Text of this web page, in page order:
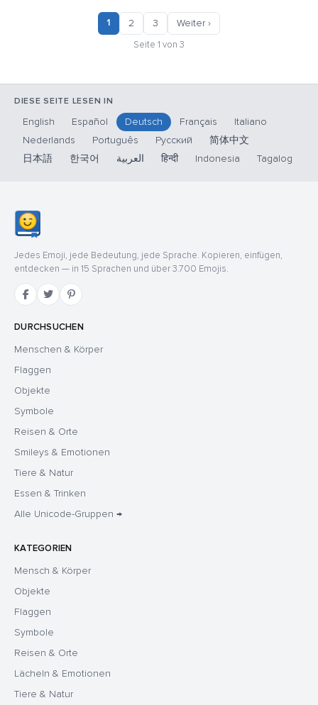
1 2 3 Weiter ›
Seite 1 von 3
DIESE SEITE LESEN IN
English Español Deutsch Français
Italiano
Nederlands
Português Русский
简体中文
日本語
한국어 العربية हिन्दी Indonesia Tagalog
Jedes Emoji, jede Bedeutung, jede Sprache. Kopieren, einfügen,
entdecken — in 15 Sprachen und über 3.700 Emojis.
DURCHSUCHEN
Menschen & Körper
Flaggen
Objekte
Symbole
Reisen & Orte
Smileys & Emotionen
Tiere & Natur
Essen & Trinken
Alle Unicode-Gruppen →
KATEGORIEN
Mensch & Körper
Objekte
Flaggen
Symbole
Reisen & Orte
Lächeln & Emotionen
Tiere & Natur